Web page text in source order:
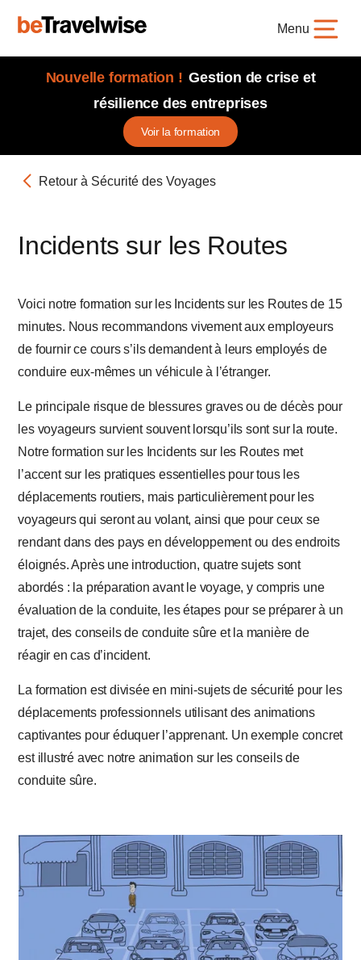
Menu
Nouvelle formation ! Gestion de crise et
résilience des entreprises
Voir la formation
Retour à Sécurité des Voyages
Incidents sur les Routes
Voici notre formation sur les Incidents sur les Routes de 15
minutes. Nous recommandons vivement aux employeurs
de fournir ce cours s’ils demandent à leurs employés de
conduire eux-mêmes un véhicule à l’étranger.
Le principale risque de blessures graves ou de décès pour
les voyageurs survient souvent lorsqu’ils sont sur la route.
Notre formation sur les Incidents sur les Routes met
l’accent sur les pratiques essentielles pour tous les
déplacements routiers, mais particulièrement pour les
voyageurs qui seront au volant, ainsi que pour ceux se
rendant dans des pays en développement ou des endroits
éloignés. Après une introduction, quatre sujets sont
abordés : la préparation avant le voyage, y compris une
évaluation de la conduite, les étapes pour se préparer à un
trajet, des conseils de conduite sûre et la manière de
réagir en cas d’incident.
La formation est divisée en mini-sujets de sécurité pour les
déplacements professionnels utilisant des animations
captivantes pour éduquer l’apprenant. Un exemple concret
est illustré avec notre animation sur les conseils de
conduite sûre.